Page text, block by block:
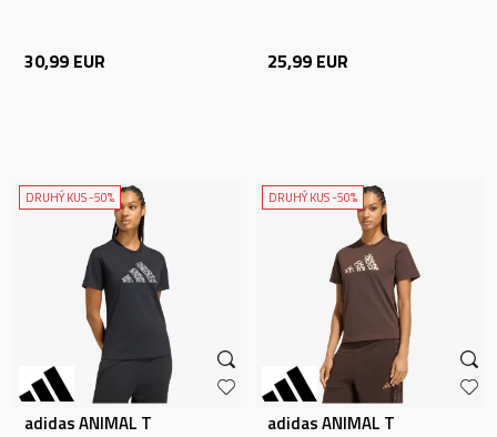
30,99 EUR 25,99 EUR
DRUHÝ KUS -50%
adidas ANIMAL T
DRUHÝ KUS -50%
adidas ANIMAL T